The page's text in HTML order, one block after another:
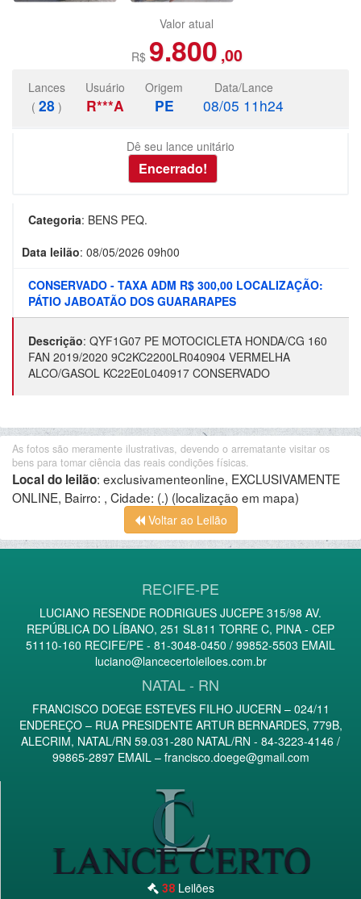
Valor atual
R$ 9.800 ,00
Lances
( 28 )
Usuário
R***A
Origem
PE
Data/Lance
08/05 11h24
Dê seu lance unitário
Categoria: BENS PEQ.
Data leilão: 08/05/2026 09h00
CONSERVADO - TAXA ADM R$ 300,00 LOCALIZAÇÃO:
PÁTIO JABOATÃO DOS GUARARAPES
Descrição: QYF1G07 PE MOTOCICLETA HONDA/CG 160
FAN 2019/2020 9C2KC2200LR040904 VERMELHA
ALCO/GASOL KC22E0L040917 CONSERVADO
As fotos são meramente ilustrativas, devendo o arrematante visitar os
bens para tomar ciência das reais condições físicas.
Local do leilão: exclusivamenteonline, EXCLUSIVAMENTE
ONLINE, Bairro: , Cidade: (.) (localização em mapa)
Voltar ao Leilão
RECIFE-PE
LUCIANO RESENDE RODRIGUES JUCEPE 315/98 AV.
REPÚBLICA DO LÍBANO, 251 SL811 TORRE C, PINA - CEP
51110-160 RECIFE/PE - 81-3048-0450 / 99852-5503 EMAIL
luciano@lancecertoleiloes.com.br
NATAL - RN
FRANCISCO DOEGE ESTEVES FILHO JUCERN – 024/11
ENDEREÇO – RUA PRESIDENTE ARTUR BERNARDES, 779B,
ALECRIM, NATAL/RN 59.031-280 NATAL/RN - 84-3223-4146 /
99865-2897 EMAIL – francisco.doege@gmail.com
38 Leilões